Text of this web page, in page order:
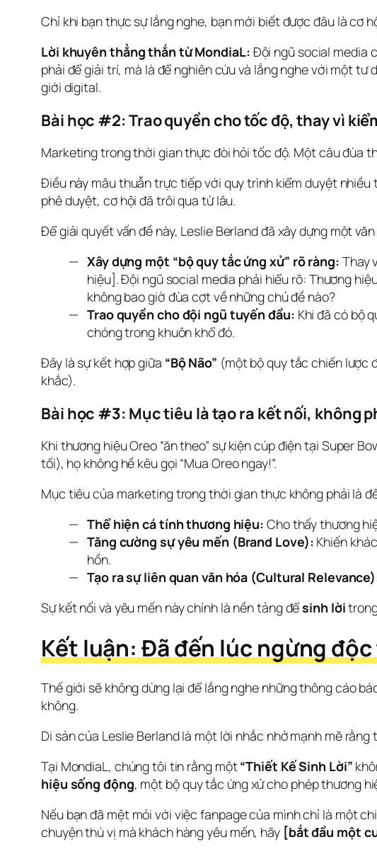
Chỉ khi bạn thực sự lắng nghe, bạn mới biết được đâu là cơ
Lời khuyên thẳng thắn từ MondiaL: Đội ngũ social media
phải để giải trí, mà là để nghiên cứu và lắng nghe với một tư
giới digital.
Bài học #2: Trao quyền cho tốc độ, thay vì
Marketing trong thời gian thực đòi hỏi tốc độ. Một câu đùa
Điều này mâu thuẫn trực tiếp với quy trình kiểm duyệt
phê duyệt, cơ hội đã trôi qua từ lâu.
Để giải quyết vấn đề này, Leslie Berland đã xây dựng một
Xây dựng một “bộ quy tắc ứng xử” rõ ràng: Thay
hiệu]. Đội ngũ social media phải hiểu rõ: Thương
không bao giờ đùa cợt về những chủ đề nào?
Trao quyền cho đội ngũ tuyến đầu: Khi đã có bộ
chóng trong khuôn khổ đó.
Đây là sự kết hợp giữa “Bộ Não” (một bộ quy tắc chiến lược
khắc).
Bài học #3: Mục tiêu là tạo ra kết nối, không
Khi thương hiệu Oreo “ăn theo” sự kiện cúp điện tại Super
tối), họ không hề kêu gọi “Mua Oreo ngay!”.
Mục tiêu của marketing trong thời gian thực không phải là
Thể hiện cá tính thương hiệu: Cho thấy thương
Tăng cường sự yêu mến (Brand Love): Khiến
hồn.
Tạo ra sự liên quan văn hóa (Cultural
Sự kết nối và yêu mến này chính là nền tảng để sinh lời
Kết luận: Đã đến lúc ngừng
Thế giới sẽ không dừng lại để lắng nghe những thông cáo
không.
Di sản của Leslie Berland là một lời nhắc nhở mạnh mẽ
Tại MondiaL, chúng tôi tin rằng một “Thiết Kế Sinh Lời”
hiệu sống động, một bộ quy tắc ứng xử cho phép thương
Nếu bạn đã mệt mỏi với việc fanpage của mình chỉ là một
chuyện thú vị mà khách hàng yêu mến, hãy [bắt đầu một